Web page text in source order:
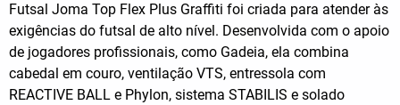
Futsal Joma Top Flex Plus Graffiti foi criada para atender às
exigências do futsal de alto nível. Desenvolvida com o apoio
de jogadores profissionais, como Gadeia, ela combina
cabedal em couro, ventilação VTS, entressola com
REACTIVE BALL e Phylon, sistema STABILIS e solado